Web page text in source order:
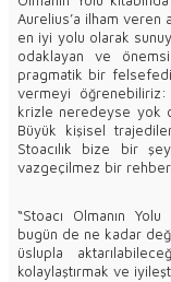
Aurelius’a ilham veren
en iyi yolu olarak
odaklayan ve
pragmatik bir
vermeyi öğrenebiliriz:
krizle neredeyse yok
Büyük kişisel
Stoacılık bize bir
vazgeçilmez bir
“Stoacı Olmanın
bugün de ne kadar
üslupla
kolaylaştırmak ve